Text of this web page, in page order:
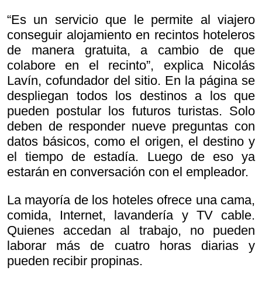
“Es un servicio que le permite al viajero
conseguir alojamiento en recintos hoteleros
de manera gratuita, a cambio de que
colabore en el recinto”, explica Nicolás
Lavín, cofundador del sitio. En la página se
despliegan todos los destinos a los que
pueden postular los futuros turistas. Solo
deben de responder nueve preguntas con
datos básicos, como el origen, el destino y
el tiempo de estadía. Luego de eso ya
estarán en conversación con el empleador.
La mayoría de los hoteles ofrece una cama,
comida, Internet, lavandería y TV cable.
Quienes accedan al trabajo, no pueden
laborar más de cuatro horas diarias y
pueden recibir propinas.